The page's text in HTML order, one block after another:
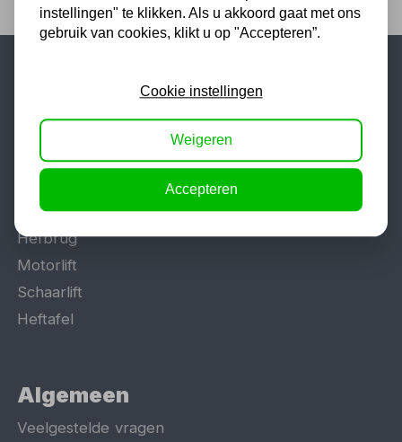
Populaire categorieën
Werkplaatsinrichting
Lasapparaat
Aggregaat
Hefbrug
Motorlift
Schaarlift
Heftafel
Algemeen
Veelgestelde vragen
instellingen" te klikken. Als u akkoord gaat met ons
gebruik van cookies, klikt u op "Accepteren”.
Cookie instellingen
Weigeren
Accepteren